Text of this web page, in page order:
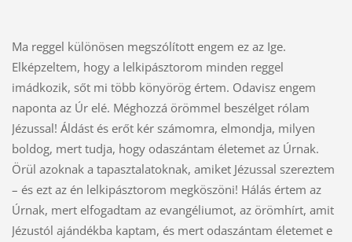
Ma reggel különösen megszólított engem ez az Ige.
Elképzeltem, hogy a lelkipásztorom minden reggel
imádkozik, sőt mi több könyörög értem. Odavisz engem
naponta az Úr elé. Méghozzá örömmel beszélget rólam
Jézussal! Áldást és erőt kér számomra, elmondja, milyen
boldog, mert tudja, hogy odaszántam életemet az Úrnak.
Örül azoknak a tapasztalatoknak, amiket Jézussal szereztem
– és ezt az én lelkipásztorom megköszöni! Hálás értem az
Úrnak, mert elfogadtam az evangéliumot, az örömhírt, amit
Jézustól ajándékba kaptam, és mert odaszántam életemet e